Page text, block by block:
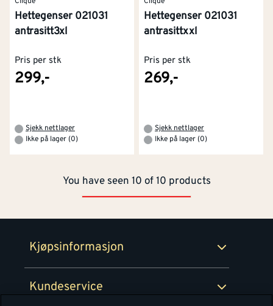
Hettegenser 021031
antrasitt3xl
Pris per stk
299,-
Sjekk nettlager
Ikke på lager (0)
Hettegenser 021031
antrasittxxl
Pris per stk
269,-
Sjekk nettlager
Ikke på lager (0)
You have seen 10 of 10 products
Kjøpsinformasjon
Netthandel
Retur- og angrerettsskjema
Kundeservice
Kontakt oss
Byggevarehus og åpningstider
100% fornøydgaranti
Personvern